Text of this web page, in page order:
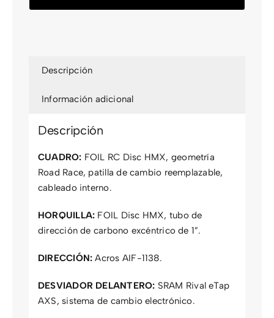
Descripción
Información adicional
Descripción
CUADRO: FOIL RC Disc HMX, geometría
Road Race, patilla de cambio reemplazable,
cableado interno.
HORQUILLA: FOIL Disc HMX, tubo de
dirección de carbono excéntrico de 1”.
DIRECCIÓN: Acros AIF-1138.
DESVIADOR DELANTERO: SRAM Rival eTap
AXS, sistema de cambio electrónico.